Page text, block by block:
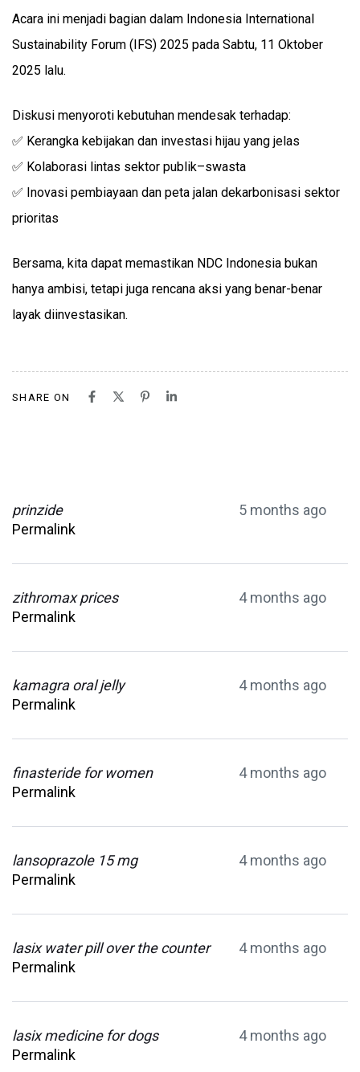
Acara ini menjadi bagian dalam Indonesia International
Sustainability Forum (IFS) 2025 pada Sabtu, 11 Oktober
2025 lalu.
Diskusi menyoroti kebutuhan mendesak terhadap:
✅ Kerangka kebijakan dan investasi hijau yang jelas
✅ Kolaborasi lintas sektor publik–swasta
✅ Inovasi pembiayaan dan peta jalan dekarbonisasi sektor
prioritas
Bersama, kita dapat memastikan NDC Indonesia bukan
hanya ambisi, tetapi juga rencana aksi yang benar-benar
layak diinvestasikan.
SHARE ON
prinzide
5 months ago
Permalink
zithromax prices
4 months ago
Permalink
kamagra oral jelly
4 months ago
Permalink
finasteride for women
4 months ago
Permalink
lansoprazole 15 mg
4 months ago
Permalink
lasix water pill over the counter
4 months ago
Permalink
lasix medicine for dogs
4 months ago
Permalink